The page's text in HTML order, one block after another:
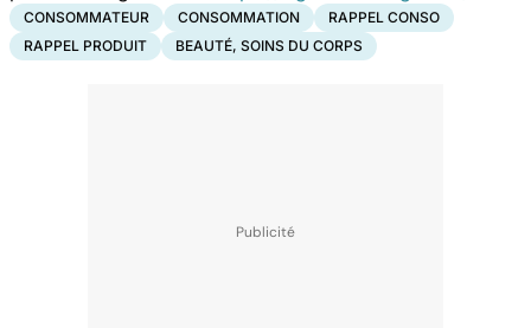
CONSOMMATEUR CONSOMMATION
RAPPEL CONSO
RAPPEL PRODUIT
BEAUTÉ, SOINS DU CORPS